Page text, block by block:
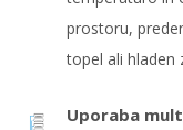
prostoru,
topel ali
Uporaba